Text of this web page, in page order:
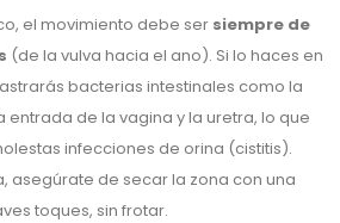
el movimiento debe ser siempre de
(de la vulva hacia el ano). Si lo haces en
bacterias intestinales como la
entrada de la vagina y la uretra, lo que
infecciones de orina (cistitis).
asegúrate de secar la zona con una
toques, sin frotar.